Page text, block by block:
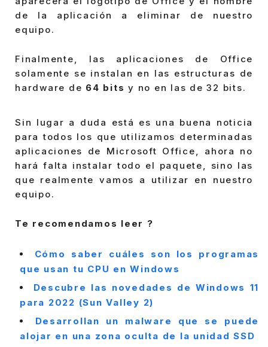
de la aplicación a eliminar de nuestro
equipo.
Finalmente, las aplicaciones de Office
solamente se instalan en las estructuras de
hardware de 64 bits y no en las de 32 bits.
Sin lugar a duda está es una buena noticia
para todos los que utilizamos determinadas
aplicaciones de Microsoft Office, ahora no
hará falta instalar todo el paquete, sino las
que realmente vamos a utilizar en nuestro
equipo.
Te recomendamos leer ?
Cómo saber cuáles son los programas
que usan tu CPU en Windows
Descubre las novedades de Windows 11
para 2022 (Sun Valley 2)
Desarrollan un malware que se puede
alojar en una zona oculta de la unidad SSD